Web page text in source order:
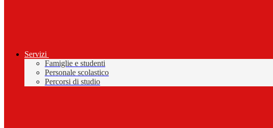
Servizi
Famiglie e studenti
Personale scolastico
Percorsi di studio